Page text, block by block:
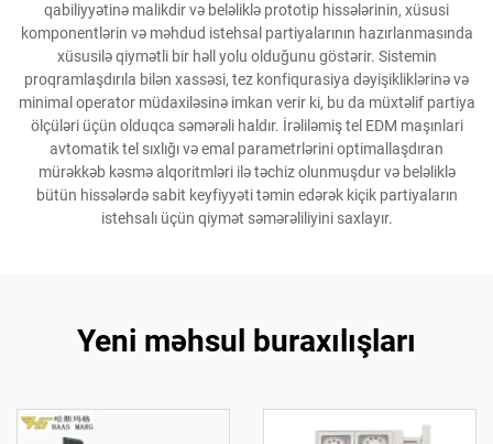
qabiliyyətinə malikdir və beləliklə prototip hissələrinin, xüsusi
komponentlərin və məhdud istehsal partiyalarının hazırlanmasında
xüsusilə qiymətli bir həll yolu olduğunu göstərir. Sistemin
proqramlaşdırıla bilən xassəsi, tez konfiqurasiya dəyişikliklərinə və
minimal operator müdaxiləsinə imkan verir ki, bu da müxtəlif partiya
ölçüləri üçün olduqca səmərəli haldır. İrəliləmiş tel EDM maşınlari
avtomatik tel sıxlığı və emal parametrlərini optimallaşdıran
mürəkkəb kəsmə alqoritmləri ilə təchiz olunmuşdur və beləliklə
bütün hissələrdə sabit keyfiyyəti təmin edərək kiçik partiyaların
istehsalı üçün qiymət səmərəliliyini saxlayır.
Yeni məhsul buraxılışları